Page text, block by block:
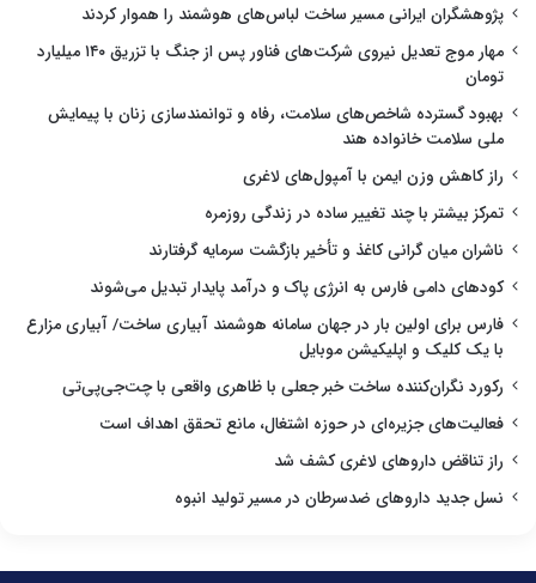
پژوهشگران ایرانی مسیر ساخت لباس‌های هوشمند را هموار کردند
مهار موج تعدیل نیروی شرکت‌های فناور پس از جنگ با تزریق ۱۴۰ میلیارد
تومان
بهبود گسترده شاخص‌های سلامت، رفاه و توانمندسازی زنان با پیمایش
ملی سلامت خانواده هند
راز کاهش وزن ایمن با آمپول‌های لاغری
تمرکز بیشتر با چند تغییر ساده در زندگی روزمره
ناشران میان گرانی کاغذ و تأخیر بازگشت سرمایه گرفتارند
کودهای دامی فارس به انرژی پاک و درآمد پایدار تبدیل می‌شوند
فارس برای اولین بار در جهان سامانه هوشمند آبیاری ساخت/ آبیاری مزارع
با یک کلیک و اپلیکیشن موبایل
رکورد نگران‌کننده ساخت خبر جعلی با ظاهری واقعی با چت‌جی‌پی‌تی
فعالیت‌های جزیره‌ای در حوزه اشتغال، مانع تحقق اهداف است
راز تناقض داروهای لاغری کشف شد
نسل جدید داروهای ضدسرطان در مسیر تولید انبوه